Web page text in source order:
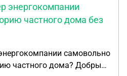
Ладоги,в виду
там некой
зоне. Хочется
в этом
регионе, какова
режим и
энергокомпании
частного дома без
самовольно
дома? Добрый